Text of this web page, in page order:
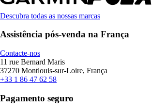
Descubra todas as nossas marcas
Assistência pós-venda na França
Contacte-nos
11 rue Bernard Maris
37270 Montlouis-sur-Loire, França
+33 1 86 47 62 58
Pagamento seguro